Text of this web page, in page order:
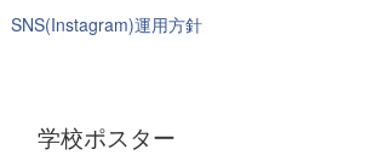
SNS(Instagram)運用方針
学校ポスター